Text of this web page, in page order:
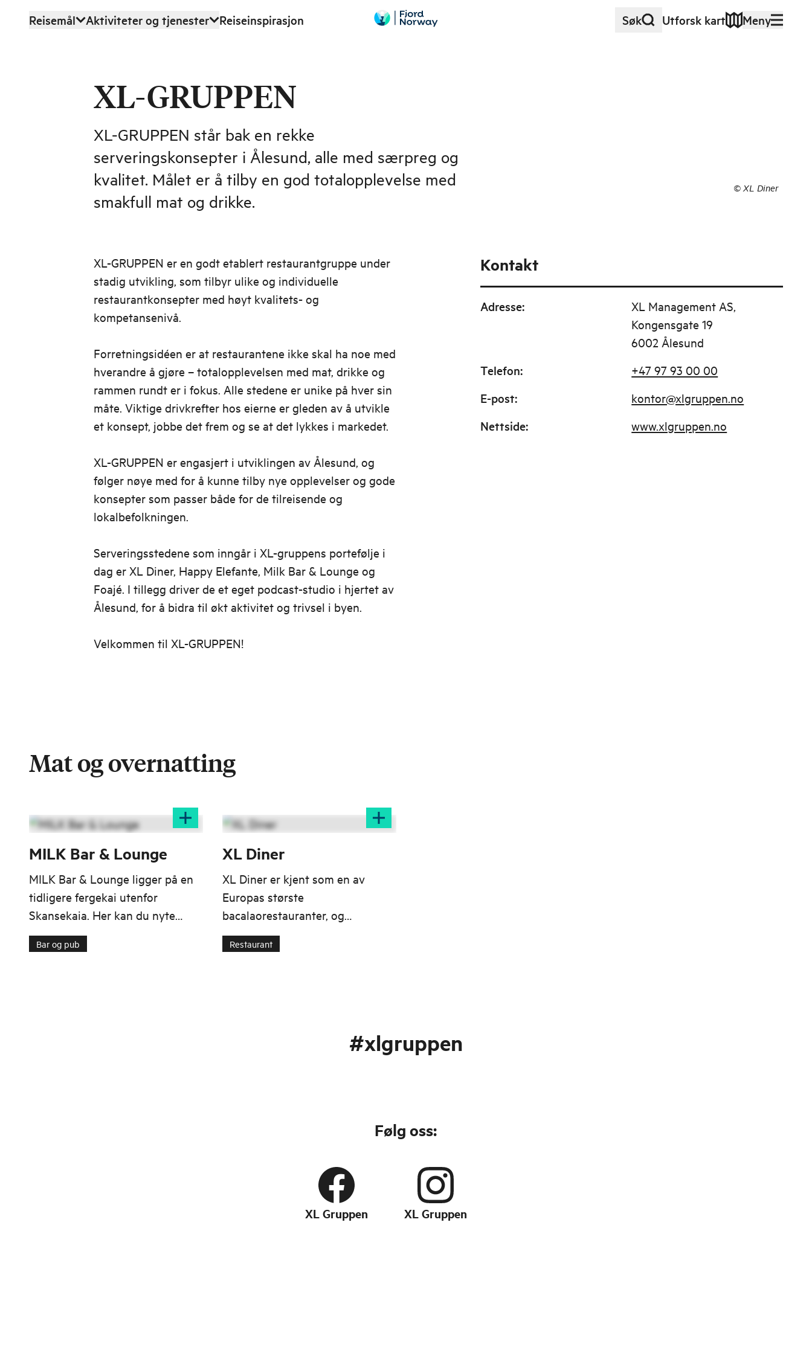
Hopp til hovedinnhold
Reisemål Aktiviteter og tjenester Reiseinspirasjon Søk Utforsk kart Meny
XL-GRUPPEN
XL-GRUPPEN står bak en rekke
serveringskonsepter i Ålesund, alle med særpreg og
kvalitet. Målet er å tilby en god totalopplevelse med
smakfull mat og drikke.
© XL Diner
XL-GRUPPEN er en godt etablert restaurantgruppe under
stadig utvikling, som tilbyr ulike og individuelle
restaurantkonsepter med høyt kvalitets- og
kompetansenivå.
Forretningsidéen er at restaurantene ikke skal ha noe med
hverandre å gjøre – totalopplevelsen med mat, drikke og
rammen rundt er i fokus. Alle stedene er unike på hver sin
måte. Viktige drivkrefter hos eierne er gleden av å utvikle
et konsept, jobbe det frem og se at det lykkes i markedet.
XL-GRUPPEN er engasjert i utviklingen av Ålesund, og
følger nøye med for å kunne tilby nye opplevelser og gode
konsepter som passer både for de tilreisende og
lokalbefolkningen.
Serveringsstedene som inngår i XL-gruppens portefølje i
dag er XL Diner, Happy Elefante, Milk Bar & Lounge og
Foajé. I tillegg driver de et eget podcast-studio i hjertet av
Ålesund, for å bidra til økt aktivitet og trivsel i byen.
Velkommen til XL-GRUPPEN!
Kontakt
Adresse:
XL Management AS,
Kongensgate 19
6002 Ålesund
Telefon: +47 97 93 00 00
E-post: kontor@xlgruppen.no
Nettside: www.xlgruppen.no
Mat og overnatting
MILK Bar & Lounge
MILK Bar & Lounge ligger på en
tidligere fergekai utenfor
Skansekaia. Her kan du nyte
utsikten i moderne og uformelle
omgivelser.
Bar og pub
XL Diner
XL Diner er kjent som en av
Europas største
bacalaorestauranter, og
hovedtyngden ligger i
tilbereding, servering og
Restaurant
#xlgruppen
Følg oss:
XL Gruppen XL Gruppen